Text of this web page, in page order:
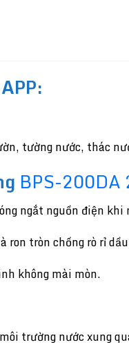
tường nước, thác
BPS-200DA
ngắt nguồn điện khi
ron tròn chống rò rỉ
không mài mòn.
trường nước xung